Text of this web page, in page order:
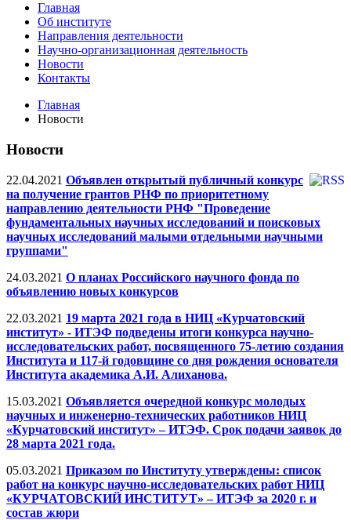
Главная
Об институте
Направления деятельности
Научно-организационная деятельность
Новости
Контакты
Главная
Новости
Новости
22.04.2021 Объявлен открытый публичный конкурс
на получение грантов РНФ по приоритетному
направлению деятельности РНФ "Проведение
фундаментальных научных исследований и поисковых
научных исследований малыми отдельными научными
группами"
24.03.2021 О планах Российского научного фонда по
объявлению новых конкурсов
22.03.2021 19 марта 2021 года в НИЦ «Курчатовский
институт» - ИТЭФ подведены итоги конкурса научно-
исследовательских работ, посвященного 75-летию создания
Института и 117-й годовщине со дня рождения основателя
Института академика А.И. Алиханова.
15.03.2021 Объявляется очередной конкурс молодых
научных и инженерно-технических работников НИЦ
«Курчатовский институт» – ИТЭФ. Срок подачи заявок до
28 марта 2021 года.
05.03.2021 Приказом по Институту утверждены: список
работ на конкурс научно-исследовательских работ НИЦ
«КУРЧАТОВСКИЙ ИНСТИТУТ» – ИТЭФ за 2020 г. и
состав жюри